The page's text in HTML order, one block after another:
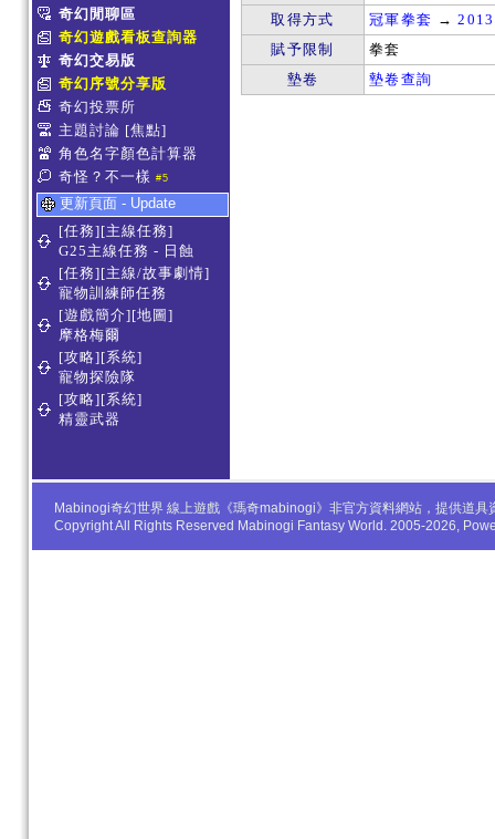
奇幻閒聊區
奇幻遊戲看板查詢器
奇幻交易版
奇幻序號分享版
奇幻投票所
主題討論 [焦點]
角色名字顏色計算器
奇怪？不一樣 #5
更新頁面 - Update
[任務][主線任務]
G25主線任務 - 日蝕
[任務][主線/故事劇情]
寵物訓練師任務
[遊戲簡介][地圖]
摩格梅爾
[攻略][系統]
寵物探險隊
[攻略][系統]
精靈武器
取得方式
冠軍拳套 →
賦予限制
拳套
墊卷
墊卷查詢
Mabinogi奇幻世界 線上遊戲《瑪奇mabinogi》非官方資料網站，提供道
Copyright All Rights Reserved Mabinogi Fantasy World. 2005-2026,